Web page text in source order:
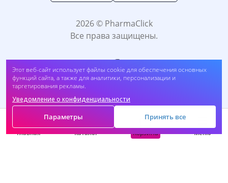
Этот веб-сайт использует файлы cookie для обеспечения основных
функций сайта, а также для аналитики, персонализации и
таргетирования рекламы.
Уведомление о конфиденциальности
Параметры Принять все
2026 © PharmaClick
Все права защищены.
Принимаем к оплате:
Главная Каталог Корзина Меню